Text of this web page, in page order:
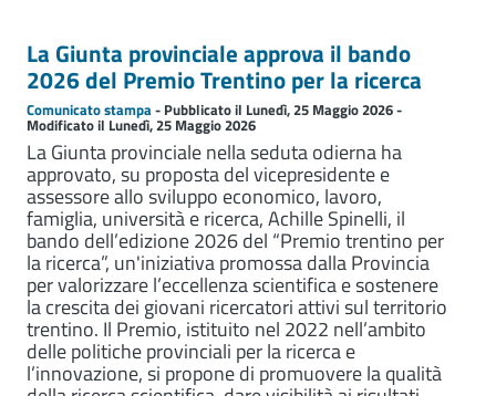
La Giunta provinciale approva il bando
2026 del Premio Trentino per la ricerca
Comunicato stampa- Pubblicato il Lunedì, 25 Maggio 2026 -
Modificato il Lunedì, 25 Maggio 2026
La Giunta provinciale nella seduta odierna ha
approvato, su proposta del vicepresidente e
assessore allo sviluppo economico, lavoro,
famiglia, università e ricerca, Achille Spinelli, il
bando dell’edizione 2026 del “Premio trentino per
la ricerca”, un'iniziativa promossa dalla Provincia
per valorizzare l’eccellenza scientifica e sostenere
la crescita dei giovani ricercatori attivi sul territorio
trentino. Il Premio, istituito nel 2022 nell’ambito
delle politiche provinciali per la ricerca e
l’innovazione, si propone di promuovere la qualità